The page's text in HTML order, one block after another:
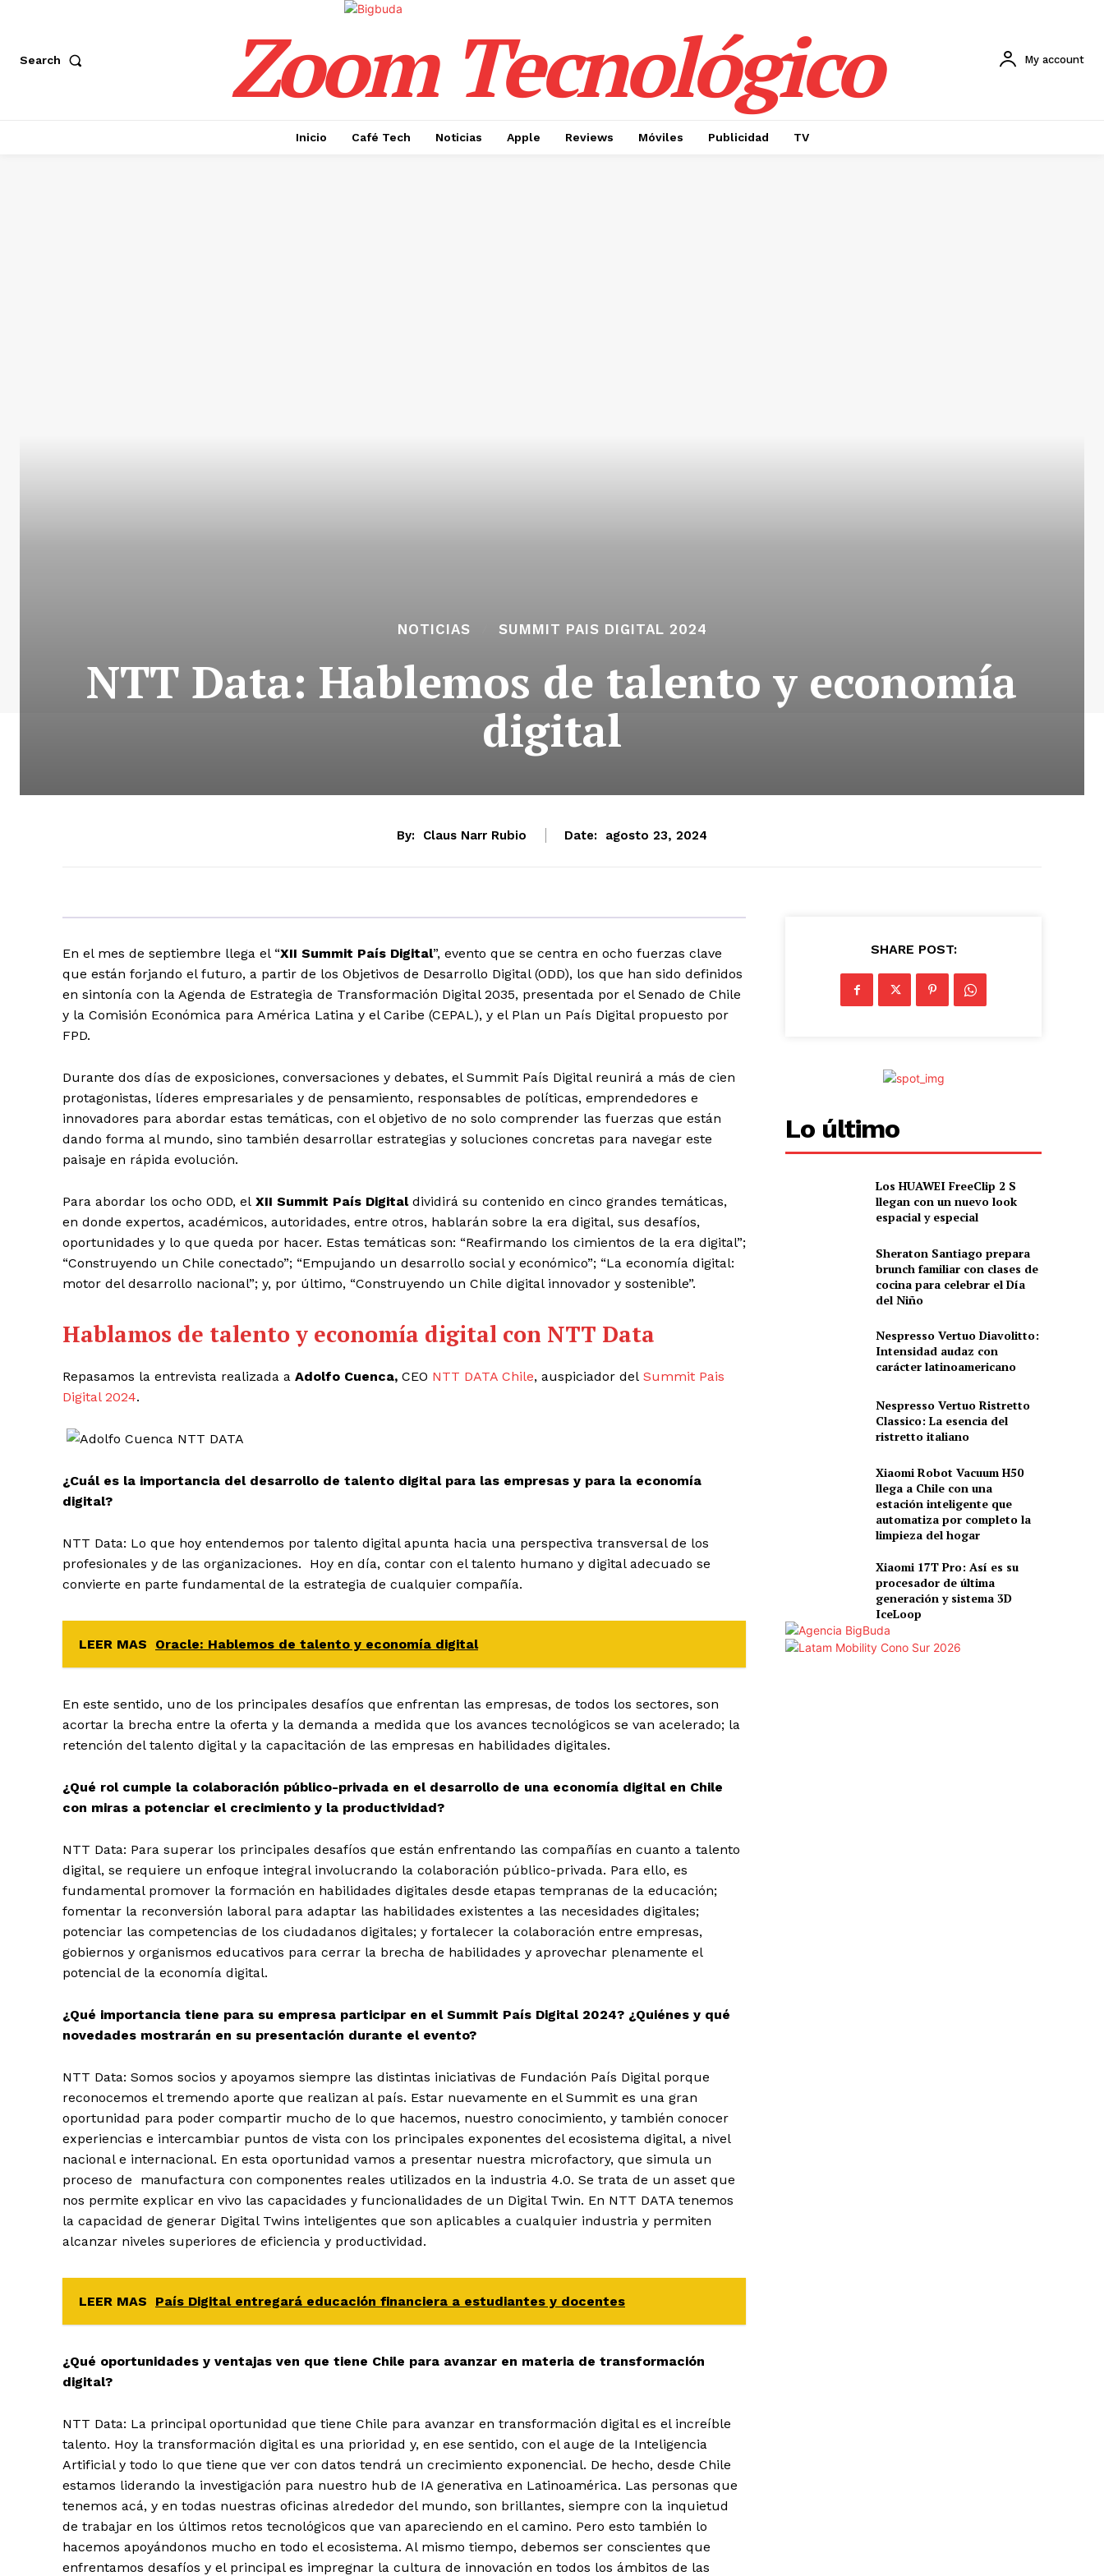
Search Zoom Tecnológico My account
Inicio Café Tech Noticias Apple Reviews Móviles Publicidad TV
NOTICIAS SUMMIT PAIS DIGITAL 2024
NTT Data: Hablemos de talento y economía
digital
By: Claus Narr Rubio Date: agosto 23, 2024
En el mes de septiembre llega el “XII Summit País Digital”, evento que se centra en ocho fuerzas clave
que están forjando el futuro, a partir de los Objetivos de Desarrollo Digital (ODD), los que han sido definidos
en sintonía con la Agenda de Estrategia de Transformación Digital 2035, presentada por el Senado de Chile
y la Comisión Económica para América Latina y el Caribe (CEPAL), y el Plan un País Digital propuesto por
FPD.
Durante dos días de exposiciones, conversaciones y debates, el Summit País Digital reunirá a más de cien
protagonistas, líderes empresariales y de pensamiento, responsables de políticas, emprendedores e
innovadores para abordar estas temáticas, con el objetivo de no solo comprender las fuerzas que están
dando forma al mundo, sino también desarrollar estrategias y soluciones concretas para navegar este
paisaje en rápida evolución.
Para abordar los ocho ODD, el XII Summit País Digitaldividirá su contenido en cinco grandes temáticas,
en donde expertos, académicos, autoridades, entre otros, hablarán sobre la era digital, sus desafíos,
oportunidades y lo que queda por hacer. Estas temáticas son: “Reafirmando los cimientos de la era digital”;
“Construyendo un Chile conectado”; “Empujando un desarrollo social y económico”; “La economía digital:
motor del desarrollo nacional”; y, por último, “Construyendo un Chile digital innovador y sostenible”.
Hablamos de talento y economía digital con NTT Data
Repasamos la entrevista realizada a Adolfo Cuenca, CEO NTT DATA Chile, auspiciador del Summit Pais
Digital 2024.
¿Cuál es la importancia del desarrollo de talento digital para las empresas y para la economía
digital?
NTT Data: Lo que hoy entendemos por talento digital apunta hacia una perspectiva transversal de los
profesionales y de las organizaciones. Hoy en día, contar con el talento humano y digital adecuado se
convierte en parte fundamental de la estrategia de cualquier compañía.
LEER MAS Oracle: Hablemos de talento y economía digital
En este sentido, uno de los principales desafíos que enfrentan las empresas, de todos los sectores, son
acortar la brecha entre la oferta y la demanda a medida que los avances tecnológicos se van acelerado; la
retención del talento digital y la capacitación de las empresas en habilidades digitales.
¿Qué rol cumple la colaboración público-privada en el desarrollo de una economía digital en Chile
con miras a potenciar el crecimiento y la productividad?
NTT Data: Para superar los principales desafíos que están enfrentando las compañías en cuanto a talento
digital, se requiere un enfoque integral involucrando la colaboración público-privada. Para ello, es
fundamental promover la formación en habilidades digitales desde etapas tempranas de la educación;
fomentar la reconversión laboral para adaptar las habilidades existentes a las necesidades digitales;
potenciar las competencias de los ciudadanos digitales; y fortalecer la colaboración entre empresas,
gobiernos y organismos educativos para cerrar la brecha de habilidades y aprovechar plenamente el
potencial de la economía digital.
¿Qué importancia tiene para su empresa participar en el Summit País Digital 2024? ¿Quiénes y qué
novedades mostrarán en su presentación durante el evento?
NTT Data: Somos socios y apoyamos siempre las distintas iniciativas de Fundación País Digital porque
reconocemos el tremendo aporte que realizan al país. Estar nuevamente en el Summit es una gran
oportunidad para poder compartir mucho de lo que hacemos, nuestro conocimiento, y también conocer
experiencias e intercambiar puntos de vista con los principales exponentes del ecosistema digital, a nivel
nacional e internacional. En esta oportunidad vamos a presentar nuestra microfactory, que simula un
proceso de manufactura con componentes reales utilizados en la industria 4.0. Se trata de un asset que
nos permite explicar en vivo las capacidades y funcionalidades de un Digital Twin. En NTT DATA tenemos
la capacidad de generar Digital Twins inteligentes que son aplicables a cualquier industria y permiten
alcanzar niveles superiores de eficiencia y productividad.
LEER MAS País Digital entregará educación financiera a estudiantes y docentes
¿Qué oportunidades y ventajas ven que tiene Chile para avanzar en materia de transformación
digital?
NTT Data: La principal oportunidad que tiene Chile para avanzar en transformación digital es el increíble
talento. Hoy la transformación digital es una prioridad y, en ese sentido, con el auge de la Inteligencia
Artificial y todo lo que tiene que ver con datos tendrá un crecimiento exponencial. De hecho, desde Chile
estamos liderando la investigación para nuestro hub de IA generativa en Latinoamérica. Las personas que
tenemos acá, y en todas nuestras oficinas alrededor del mundo, son brillantes, siempre con la inquietud
de trabajar en los últimos retos tecnológicos que van apareciendo en el camino. Pero esto también lo
hacemos apoyándonos mucho en todo el ecosistema. Al mismo tiempo, debemos ser conscientes que
enfrentamos desafíos y el principal es impregnar la cultura de innovación en todos los ámbitos de las
SHARE POST:
Lo último
Los HUAWEI FreeClip 2 S
llegan con un nuevo look
espacial y especial
Sheraton Santiago prepara
brunch familiar con clases de
cocina para celebrar el Día
del Niño
Nespresso Vertuo Diavolitto:
Intensidad audaz con
carácter latinoamericano
Nespresso Vertuo Ristretto
Classico: La esencia del
ristretto italiano
Xiaomi Robot Vacuum H50
llega a Chile con una
estación inteligente que
automatiza por completo la
limpieza del hogar
Xiaomi 17T Pro: Así es su
procesador de última
generación y sistema 3D
IceLoop